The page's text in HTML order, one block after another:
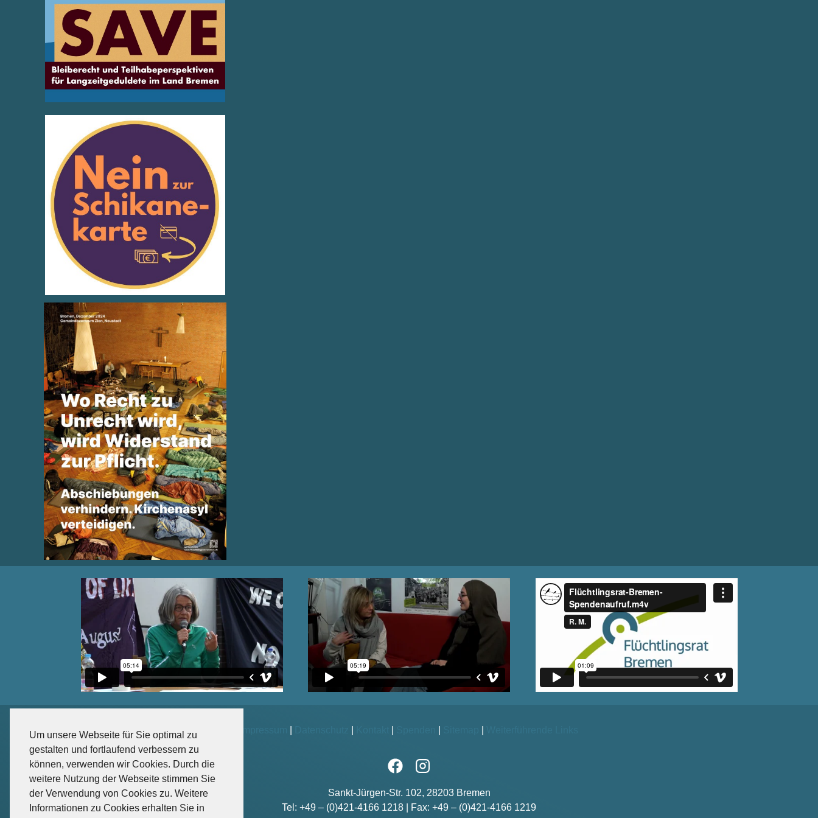
Um unsere Webseite für Sie optimal zu
gestalten und fortlaufend verbessern zu
können, verwenden wir Cookies. Durch die
weitere Nutzung der Webseite stimmen Sie
der Verwendung von Cookies zu. Weitere
Informationen zu Cookies erhalten Sie in
Sankt-Jürgen-Str. 102, 28203 Bremen
Tel: +49 – (0)421-4166 1218 | Fax: +49 – (0)421-4166 1219